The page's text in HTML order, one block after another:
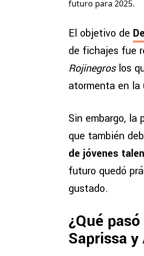
futuro para 2025.
El objetivo de
de fichajes fue
Rojinegroslos
atormenta en la
Sin embargo, la
que también
de jóvenes
futuro quedó
gustado.
¿Qué
Saprissa